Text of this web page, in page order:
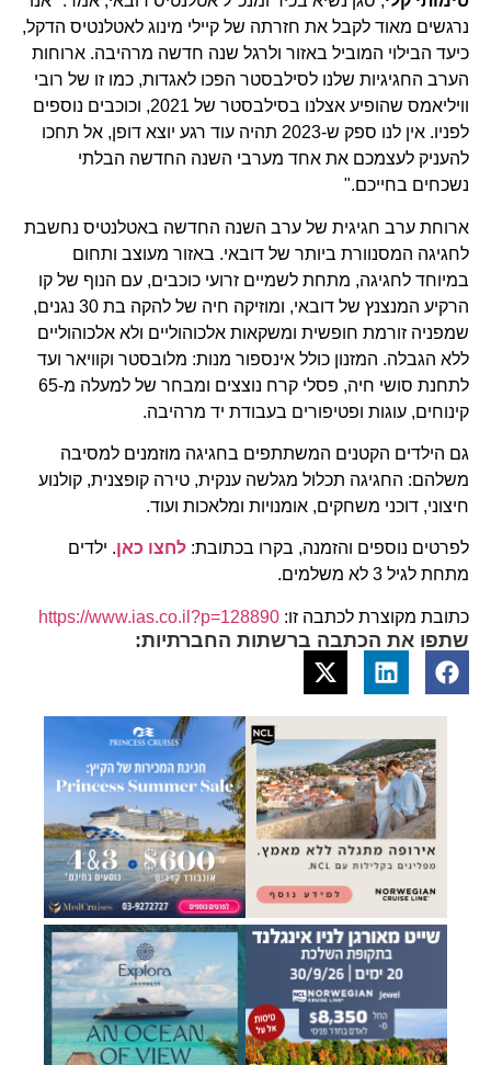
נרגשים מאוד לקבל את חזרתה של קיילי מינוג לאטלנטיס הדקל,
כיעד הבילוי המוביל באזור ולרגל שנה חדשה מרהיבה. ארוחות
הערב החגיגיות שלנו לסילבסטר הפכו לאגדות, כמו זו של רובי
וויליאמס שהופיע אצלנו בסילבסטר של 2021, וכוכבים נוספים
לפניו. אין לנו ספק ש-2023 תהיה עוד רגע יוצא דופן, אל תחכו
להעניק לעצמכם את אחד מערבי השנה החדשה הבלתי
נשכחים בחייכם."
ארוחת ערב חגיגית של ערב השנה החדשה באטלנטיס נחשבת
לחגיגה המסנוורת ביותר של דובאי. באזור מעוצב ותחום
במיוחד לחגיגה, מתחת לשמיים זרועי כוכבים, עם הנוף של קו
הרקיע המנצנץ של דובאי, ומוזיקה חיה של להקה בת 30 נגנים,
שמפניה זורמת חופשית ומשקאות אלכוהוליים ולא אלכוהוליים
ללא הגבלה. המזנון כולל אינספור מנות: מלובסטר וקוויאר ועד
לתחנת סושי חיה, פסלי קרח נוצצים ומבחר של למעלה מ-65
קינוחים, עוגות ופטיפורים בעבודת יד מרהיבה.
גם הילדים הקטנים המשתתפים בחגיגה מוזמנים למסיבה
משלהם: החגיגה תכלול מגלשה ענקית, טירה קופצנית, קולנוע
חיצוני, דוכני משחקים, אומנויות ומלאכות ועוד.
לפרטים נוספים והזמנה, בקרו בכתובת: לחצו כאן. ילדים
מתחת לגיל 3 לא משלמים.
כתובת מקוצרת לכתבה זו: https://www.ias.co.il?p=128890
שתפו את הכתבה ברשתות החברתיות: